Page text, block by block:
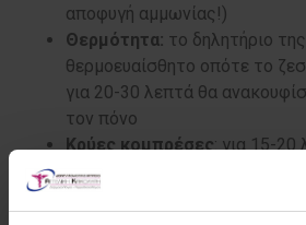
αποφυγή αμμωνίας!)
Θερμότητα: το δηλητήριο
θερμοευαίσθητο οπότε το
για 20-30 λεπτά θα
τον πόνο
Κρύες κομπρέσες: για 15-
που δεν υπάρχει διαθέσιμο
ανακουφίσει μερικώς από